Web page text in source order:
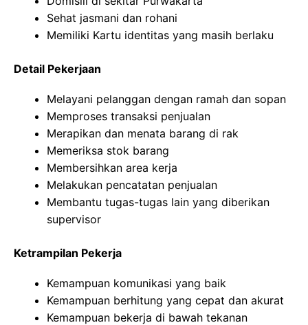
Sehat jasmani dan rohani
Memiliki Kartu identitas yang masih berlaku
Detail Pekerjaan
Melayani pelanggan dengan ramah dan sopan
Memproses transaksi penjualan
Merapikan dan menata barang di rak
Memeriksa stok barang
Membersihkan area kerja
Melakukan pencatatan penjualan
Membantu tugas-tugas lain yang diberikan
supervisor
Ketrampilan Pekerja
Kemampuan komunikasi yang baik
Kemampuan berhitung yang cepat dan akurat
Kemampuan bekerja di bawah tekanan